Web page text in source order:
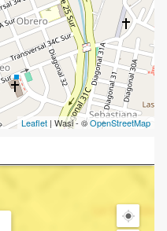
Leaflet | Wasi - ©OpenStreetMap